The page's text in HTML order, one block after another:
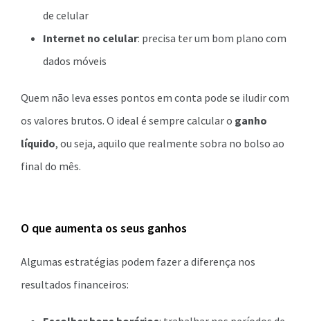
de celular
Internet no celular: precisa ter um bom plano com
dados móveis
Quem não leva esses pontos em conta pode se iludir com
os valores brutos. O ideal é sempre calcular o ganho
líquido, ou seja, aquilo que realmente sobra no bolso ao
final do mês.
O que aumenta os seus ganhos
Algumas estratégias podem fazer a diferença nos
resultados financeiros: